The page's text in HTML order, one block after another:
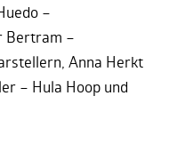
–
Bertram –
Anna Herkt
– Hula Hoop und